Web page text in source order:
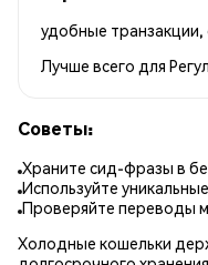
удобные транзакции,
Лучше всего для
Советы:
Храните сид-фразы в
Используйте
Проверяйте переводы
Холодные кошельки